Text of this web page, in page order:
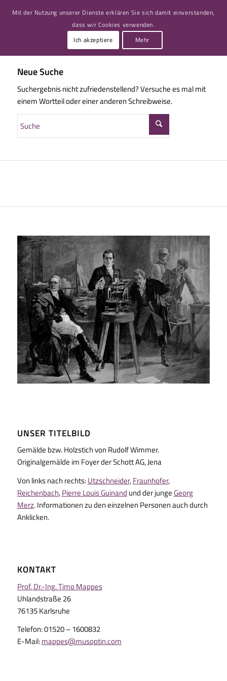
Neue Suche
Suchergebnis nicht zufriedenstellend? Versuche es mal mit
einem Wortteil oder einer anderen Schreibweise.
UNSER TITELBILD
Gemälde bzw. Holzstich von Rudolf Wimmer.
Originalgemälde im Foyer der Schott AG, Jena
Von links nach rechts:Utzschneider,Fraunhofer,
Reichenbach,Pierre Louis Guinand und der jungeGeorg
Merz. Informationen zu den einzelnen Personen auch durch
Anklicken.
KONTAKT
Prof. Dr.-Ing. Timo Mappes
Uhlandstraße 26
76135 Karlsruhe
Telefon: 01520 – 1600832
E-Mail:mappes@musoptin.com
Mit der Nutzung unserer Dienste erklären Sie sich damit einverstanden,
dass wir Cookies verwenden.
Ich akzeptiere
Mehr